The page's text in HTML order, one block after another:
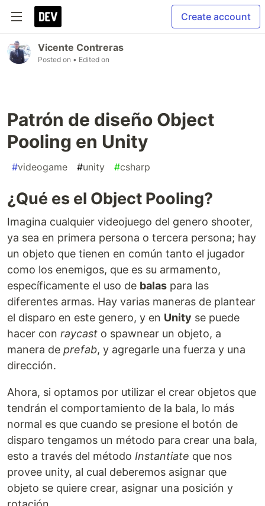
Create account
Vicente Contreras
Posted on • Edited on
Patrón de diseño Object
Pooling en Unity
#videogame #unity #csharp
¿Qué es el Object Pooling?
Imagina cualquier videojuego del genero shooter,
ya sea en primera persona o tercera persona; hay
un objeto que tienen en común tanto el jugador
como los enemigos, que es su armamento,
específicamente el uso de balas para las
diferentes armas. Hay varias maneras de plantear
el disparo en este genero, y en Unity se puede
hacer con raycast o spawnear un objeto, a
manera de prefab, y agregarle una fuerza y una
dirección.
Ahora, si optamos por utilizar el crear objetos que
tendrán el comportamiento de la bala, lo más
normal es que cuando se presione el botón de
disparo tengamos un método para crear una bala,
esto a través del método Instantiate que nos
provee unity, al cual deberemos asignar que
objeto se quiere crear, asignar una posición y